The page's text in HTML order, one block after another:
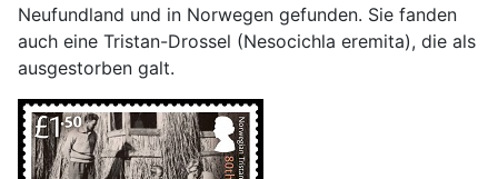
Neufundland und in Norwegen gefunden. Sie fanden
auch eine Tristan-Drossel (Nesocichla eremita), die als
ausgestorben galt.